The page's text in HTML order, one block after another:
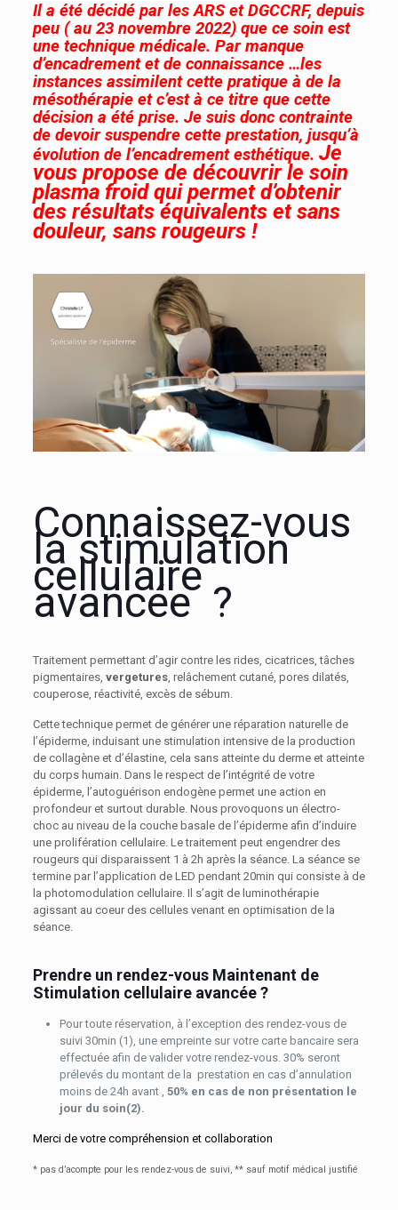
Il a été décidé par les ARS et DGCCRF, depuis
peu ( au 23 novembre 2022) que ce soin est
une technique médicale. Par manque
d’encadrement et de connaissance …les
instances assimilent cette pratique à de la
mésothérapie et c’est à ce titre que cette
décision a été prise. Je suis donc contrainte
de devoir suspendre cette prestation, jusqu’à
évolution de l’encadrement esthétique. Je
vous propose de découvrir le soin
plasma froid qui permet d’obtenir
des résultats équivalents et sans
douleur, sans rougeurs !
Connaissez-vous
la stimulation
cellulaire
avancée ?
Traitement permettant d’agir contre les rides, cicatrices, tâches
pigmentaires, vergetures, relâchement cutané, pores dilatés,
couperose, réactivité, excès de sébum.
Cette technique permet de générer une réparation naturelle de
l’épiderme, induisant une stimulation intensive de la production
de collagène et d’élastine, cela sans atteinte du derme et atteinte
du corps humain. Dans le respect de l’intégrité de votre
épiderme, l’autoguérison endogène permet une action en
profondeur et surtout durable. Nous provoquons un électro-
choc au niveau de la couche basale de l’épiderme afin d’induire
une prolifération cellulaire. Le traitement peut engendrer des
rougeurs qui disparaissent 1 à 2h après la séance. La séance se
termine par l’application de LED pendant 20min qui consiste à de
la photomodulation cellulaire. Il s’agit de luminothérapie
agissant au coeur des cellules venant en optimisation de la
séance.
Prendre un rendez-vous Maintenant de
Stimulation cellulaire avancée ?
Pour toute réservation, à l’exception des rendez-vous de
suivi 30min (1), une empreinte sur votre carte bancaire sera
effectuée afin de valider votre rendez-vous. 30% seront
prélevés du montant de la prestation en cas d’annulation
moins de 24h avant , 50% en cas de non présentation le
jour du soin(2).
Merci de votre compréhension et collaboration
* pas d’acompte pour les rendez-vous de suivi, ** sauf motif médical justifié